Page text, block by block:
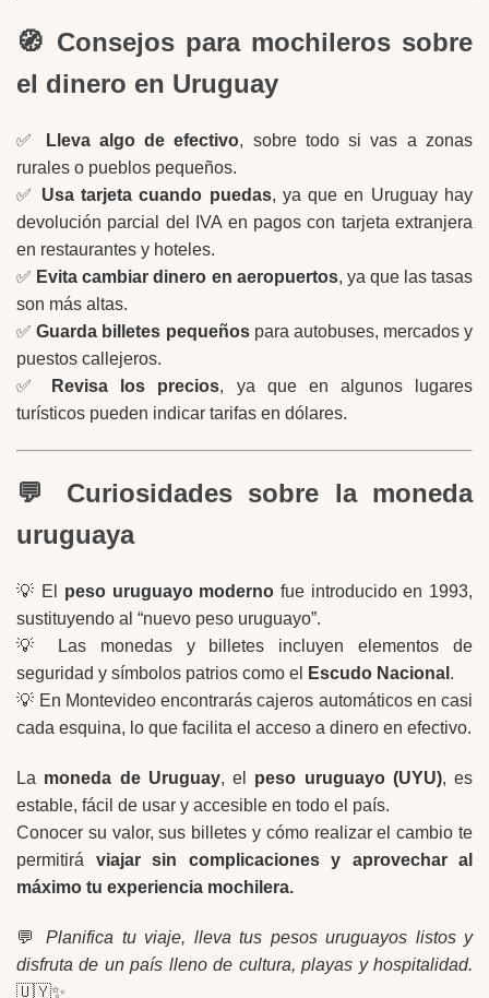
🧭 Consejos para mochileros sobre
el dinero en Uruguay
✅ Lleva algo de efectivo, sobre todo si vas a zonas
rurales o pueblos pequeños.
✅ Usa tarjeta cuando puedas, ya que en Uruguay hay
devolución parcial del IVA en pagos con tarjeta extranjera
en restaurantes y hoteles.
✅ Evita cambiar dinero en aeropuertos, ya que las tasas
son más altas.
✅Guarda billetes pequeñospara autobuses, mercados y
puestos callejeros.
✅
Revisa los precios, ya que en algunos lugares
turísticos pueden indicar tarifas en dólares.
💬 Curiosidades sobre la moneda
uruguaya
💡 El peso uruguayo moderno fue introducido en 1993,
sustituyendo al “nuevo peso uruguayo”.
💡 Las monedas y billetes incluyen elementos de
seguridad y símbolos patrios como el
Escudo Nacional .
💡 En Montevideo encontrarás cajeros automáticos en casi
cada esquina, lo que facilita el acceso a dinero en efectivo.
La moneda de Uruguay, el peso uruguayo (UYU), es
estable, fácil de usar y accesible en todo el país.
Conocer su valor, sus billetes y cómo realizar el cambio te
permitirá viajar sin complicaciones y aprovechar al
máximo tu experiencia mochilera.
💬 Planifica tu viaje, lleva tus pesos uruguayos listos y
disfruta de un país lleno de cultura, playas y hospitalidad.
🇺🇾✨